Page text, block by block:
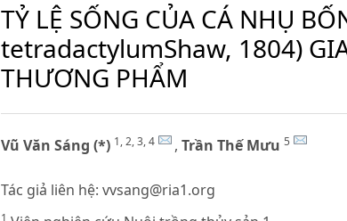
TỶ LỆ SỐNG CỦA CÁ NHỤ
tetradactylumShaw, 1804)
THƯƠNG PHẨM
Vũ Văn Sáng (*) 1, 2, 3, 4 ,Trần Thế Mưu 5
Tác giả liên hệ:vvsang@ria1.org